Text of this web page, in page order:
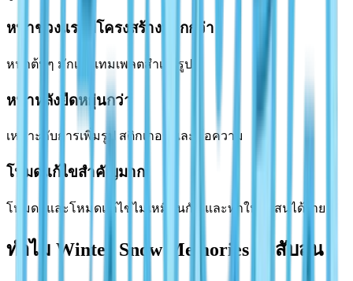
หน้าช่วงแรกมีโครงสร้างมากกว่า
หน้าต้นๆ มักเป็นเทมเพลตสำเร็จรูป
หน้าหลังยืดหยุ่นกว่า
เหมาะกับการเพิ่มรูป สติกเกอร์ และข้อความ
โหมดแก้ไขสำคัญมาก
โหมดดูและโหมดแก้ไขไม่เหมือนกัน และทำให้สับสนได้ง่าย
ทำไม Winter Snow Memories ถึงสับสน